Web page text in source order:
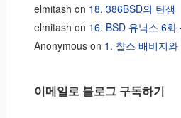
elmitash on 18. 386BSD의 탄생
elmitash on 16. BSD 유닉스 6화
Anonymouson 1. 찰스 배비지
이메일로 블로그 구독하기